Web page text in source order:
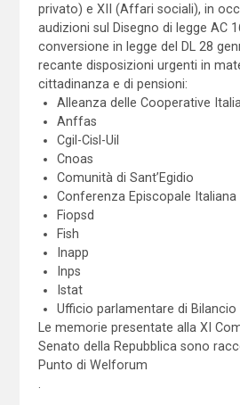
privato) e XII (Affari sociali), in
audizioni sul Disegno di legge AC
conversione in legge del DL 28
recante disposizioni urgenti in
cittadinanza e di pensioni:
Alleanza delle Cooperative
Anffas
Cgil-Cisl-Uil
Cnoas
Comunità di Sant’Egidio
Conferenza Episcopale Italiana
Fiopsd
Fish
Inapp
Inps
Istat
Ufficio parlamentare di Bilancio
Le memorie presentate alla XI
Senato della Repubblica sono
Punto di Welforum